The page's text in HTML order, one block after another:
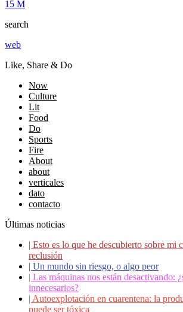
15 M
search
web
Like, Share & Do
Now
Culture
Lit
Food
Do
Sports
Fire
About
about
verticales
dato
contacto
Últimas noticias
| Esto es lo que he descubierto sobre mi
reclusión
| Un mundo sin riesgo, o algo peor
| Las máquinas nos están desactivando:
innecesarios?
| Autoexplotación en cuarentena: la
puede ser tóxica